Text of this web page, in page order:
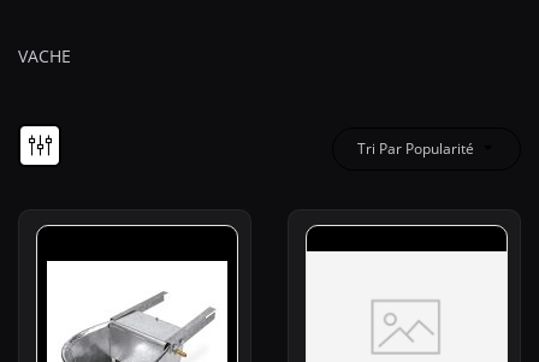
VACHE
Tri Par Popularité